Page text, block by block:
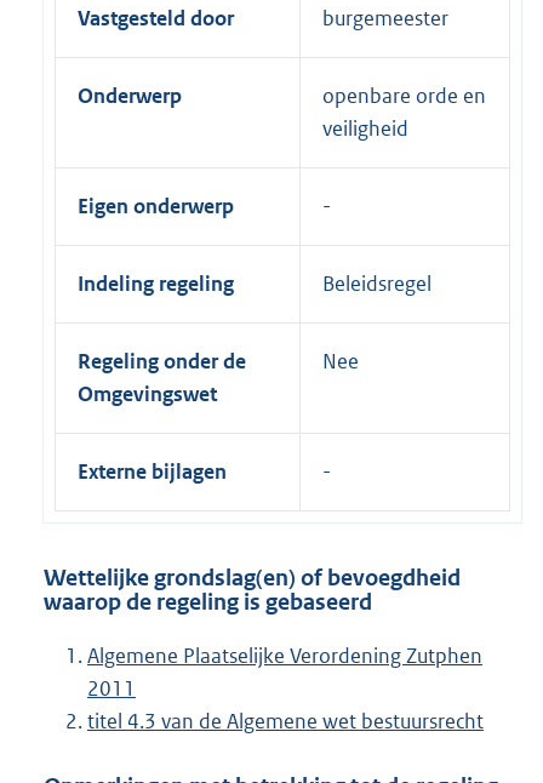
Vastgesteld door burgemeester
Onderwerp
openbare orde en
veiligheid
Eigen onderwerp
Indeling regeling Beleidsregel
Regeling onder de
Omgevingswet
Nee
Externe bijlagen
Wettelijke grondslag(en) of bevoegdheid
waarop de regeling is gebaseerd
Algemene Plaatselijke Verordening Zutphen
2011
titel 4.3 van de Algemene wet bestuursrecht